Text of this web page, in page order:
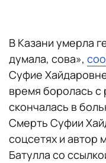
В Казани умерла
думала, сова»,
Суфие
время боролась
скончалась в
Смерть Суфии
соцсетях и автор
Батулла со